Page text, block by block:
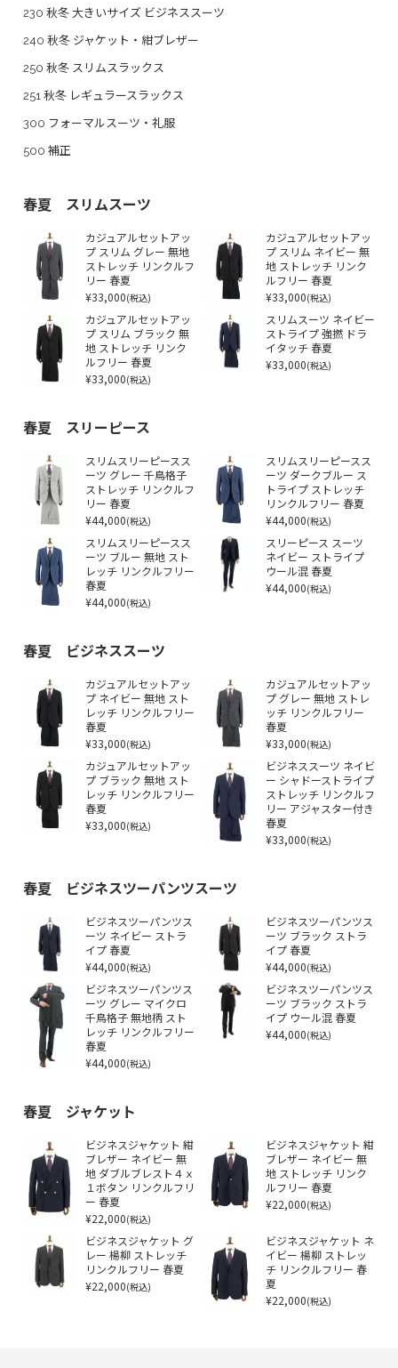
230 秋冬 大きいサイズ ビジネススーツ
240 秋冬 ジャケット・紺ブレザー
250 秋冬 スリムスラックス
251 秋冬 レギュラースラックス
300 フォーマルスーツ・礼服
500 補正
春夏 スリムスーツ
カジュアルセットアッ
プ スリム グレー 無地
ストレッチ リンクルフ
リー 春夏
¥33,000(税込)
カジュアルセットアッ
プ スリム ネイビー 無
地 ストレッチ リンク
ルフリー 春夏
¥33,000(税込)
カジュアルセットアッ
プ スリム ブラック 無
地 ストレッチ リンク
ルフリー 春夏
¥33,000(税込)
スリムスーツ ネイビー
ストライプ 強撚 ドラ
イタッチ 春夏
¥33,000(税込)
春夏 スリーピース
スリムスリーピースス
ーツ グレー 千鳥格子
ストレッチ リンクルフ
リー 春夏
¥44,000(税込)
スリムスリーピースス
ーツ ダークブルー ス
トライプ ストレッチ
リンクルフリー 春夏
¥44,000(税込)
スリムスリーピースス
ーツ ブルー 無地 スト
レッチ リンクルフリー
春夏
¥44,000(税込)
スリーピース スーツ
ネイビー ストライプ
ウール混 春夏
¥44,000(税込)
春夏 ビジネススーツ
カジュアルセットアッ
プ ネイビー 無地 スト
レッチ リンクルフリー
春夏
¥33,000(税込)
カジュアルセットアッ
プ グレー 無地 ストレ
ッチ リンクルフリー
春夏
¥33,000(税込)
カジュアルセットアッ
プ ブラック 無地 スト
レッチ リンクルフリー
春夏
¥33,000(税込)
ビジネススーツ ネイビ
ー シャドーストライプ
ストレッチ リンクルフ
リー アジャスター付き
春夏
¥33,000(税込)
春夏 ビジネスツーパンツスーツ
ビジネスツーパンツス
ーツ ネイビー ストラ
イプ 春夏
¥44,000(税込)
ビジネスツーパンツス
ーツ ブラック ストラ
イプ 春夏
¥44,000(税込)
ビジネスツーパンツス
ーツ グレー マイクロ
千鳥格子 無地柄 スト
レッチ リンクルフリー
春夏
¥44,000(税込)
ビジネスツーパンツス
ーツ ブラック ストラ
イプ ウール混 春夏
¥44,000(税込)
春夏 ジャケット
ビジネスジャケット 紺
ブレザー ネイビー 無
地 ダブルブレスト４ｘ
１ボタン リンクルフリ
ー 春夏
¥22,000(税込)
ビジネスジャケット 紺
ブレザー ネイビー 無
地 ストレッチ リンク
ルフリー 春夏
¥22,000(税込)
ビジネスジャケット グ
レー 楊柳 ストレッチ
リンクルフリー 春夏
¥22,000(税込)
ビジネスジャケット ネ
イビー 楊柳 ストレッ
チ リンクルフリー 春
夏
¥22,000(税込)